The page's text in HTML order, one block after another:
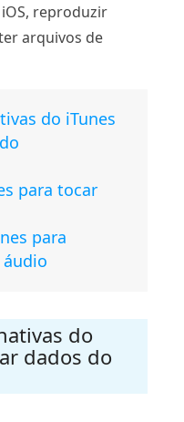
reproduzir
arquivos de
do iTunes
para tocar
para
do
dados do